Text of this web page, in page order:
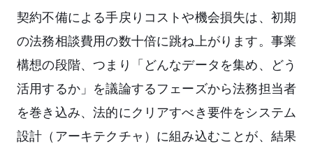
契約不備による手戻りコストや機会損失は、初期
の法務相談費用の数十倍に跳ね上がります。事業
構想の段階、つまり「どんなデータを集め、どう
活用するか」を議論するフェーズから法務担当者
を巻き込み、法的にクリアすべき要件をシステム
設計（アーキテクチャ）に組み込むことが、結果